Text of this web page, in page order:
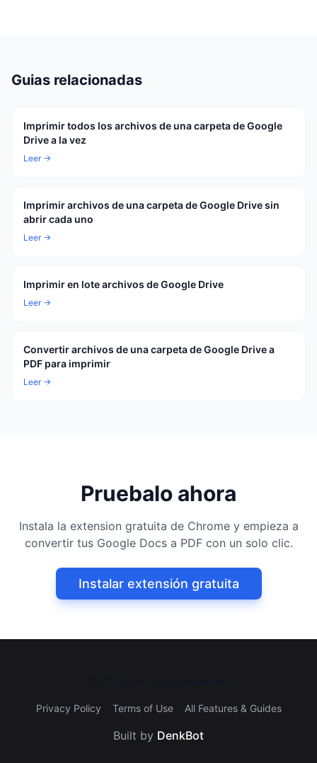
Guias relacionadas
Imprimir todos los archivos de una carpeta de Google
Drive a la vez
Leer →
Imprimir archivos de una carpeta de Google Drive sin
abrir cada uno
Leer →
Imprimir en lote archivos de Google Drive
Leer →
Convertir archivos de una carpeta de Google Drive a
PDF para imprimir
Leer →
Pruebalo ahora
Instala la extension gratuita de Chrome y empieza a
convertir tus Google Docs a PDF con un solo clic.
Instalar extensión gratuita
Privacy Policy Terms of Use All Features & Guides
Built by DenkBot